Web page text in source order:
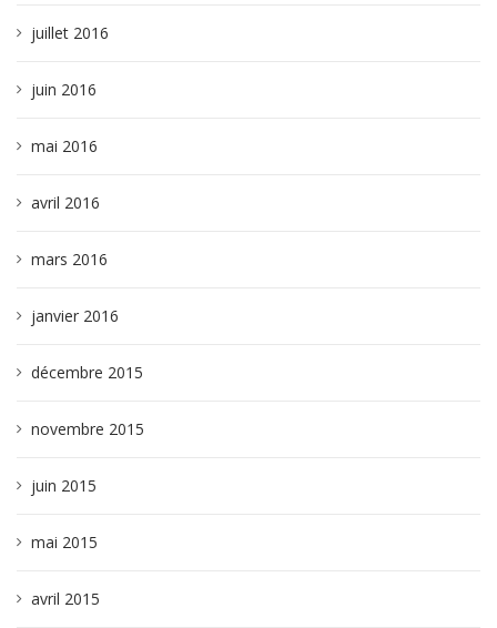
juillet 2016
juin 2016
mai 2016
avril 2016
mars 2016
janvier 2016
décembre 2015
novembre 2015
juin 2015
mai 2015
avril 2015